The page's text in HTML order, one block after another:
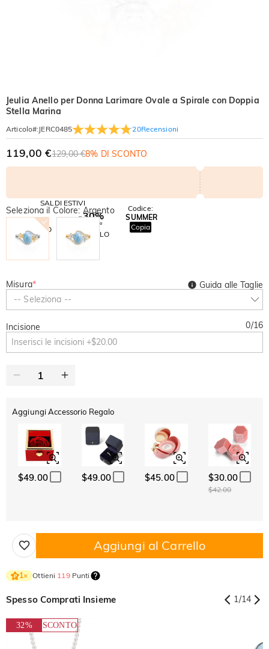
Jeulia Anello per Donna Larimare Ovale a Spirale con Doppia
Stella Marina
Articolo#: JERC0485 20Recensioni
119,00 €129,00 €8% DI SCONTO
SALDI ESTIVI
-10%
SU TUTTO
-30%
SUL 2°
ARTICOLO
Codice:
SUMMER
Copia
Seleziona il Colore: Argento
Misura*
-- Seleziona --
Guida alle Taglie
Incisione 0/16
Aggiungi Accessorio Regalo
$49.00 $49.00 $45.00 $30.00
$42.00
Aggiungi al Carrello
1× Ottieni 119Punti
Spesso Comprati Insieme 1/14
32% SCONTO